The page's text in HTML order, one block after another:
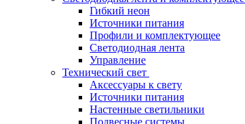
Гибкий неон
Источники питания
Профили и комплектующее
Светодиодная лента
Управление
Технический свет
Аксессуары к свету
Источники питания
Настенные светильники
Подвесные системы